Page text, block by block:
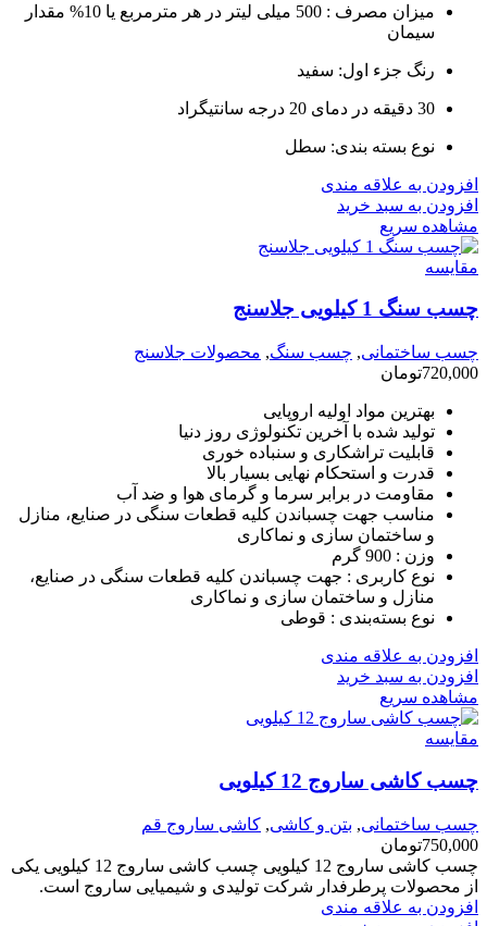
میزان مصرف : 500 میلی لیتر در هر مترمربع یا 10% مقدار
سیمان
رنگ جزء اول: سفید
30 دقیقه در دمای 20 درجه سانتیگراد
نوع بسته بندی: سطل
افزودن به علاقه مندی
افزودن به سبد خرید
مشاهده سریع
مقایسه
چسب سنگ 1 کیلویی جلاسنج
چسب ساختمانی, چسب سنگ, محصولات جلاسنج
720,000تومان
بهترین مواد اولیه اروپایی
تولید شده با آخرین تکنولوژی روز دنیا
قابلیت تراشکاری و سنباده خوری
قدرت و استحکام نهایی بسیار بالا
مقاومت در برابر سرما و گرمای هوا و ضد آب
مناسب جهت چسباندن کلیه قطعات سنگی در صنایع، منازل
و ساختمان سازی و نماکاری
وزن : 900 گرم
نوع کاربری : جهت چسباندن کلیه قطعات سنگی در صنایع،
منازل و ساختمان سازی و نماکاری
نوع بسته‌بندی : قوطی
افزودن به علاقه مندی
افزودن به سبد خرید
مشاهده سریع
مقایسه
چسب کاشی ساروج 12 کیلویی
چسب ساختمانی, بتن و کاشی, کاشی ساروج قم
750,000تومان
چسب کاشی ساروج 12 کیلویی چسب کاشی ساروج 12 کیلویی یکی
از محصولات پرطرفدار شرکت تولیدی و شیمیایی ساروج است.
افزودن به علاقه مندی